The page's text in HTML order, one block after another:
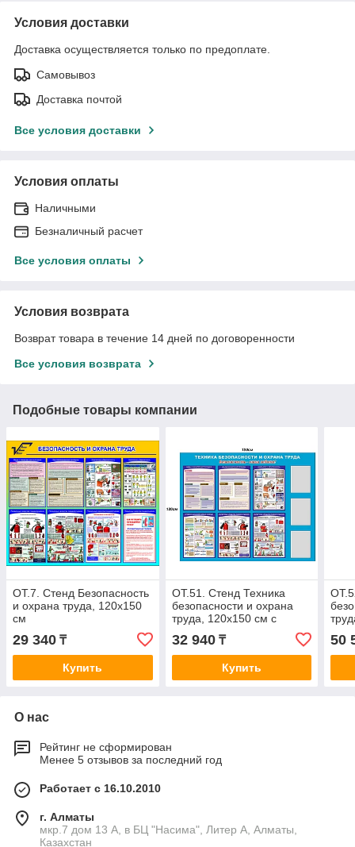
Условия доставки
Доставка осуществляется только по предоплате.
Самовывоз
Доставка почтой
Все условия доставки
Условия оплаты
Наличными
Безналичный расчет
Все условия оплаты
Условия возврата
Возврат товара в течение 14 дней по договоренности
Все условия возврата
Подобные товары компании
ОТ.7. Стенд Безопасность
и охрана труда, 120х150
см
29 340 ₸
Купить
ОТ.51. Стенд Техника
безопасности и охрана
труда, 120х150 см с
карманами А4-3 шт
32 940₸
Купить
50
О нас
Рейтинг не сформирован
Менее 5 отзывов за последний год
Работает с 16.10.2010
г. Алматы
мкр.7 дом 13 А, в БЦ "Насима", Литер А, Алматы,
Казахстан